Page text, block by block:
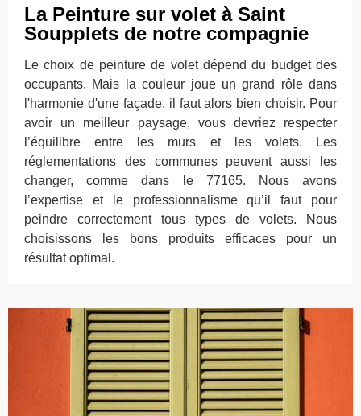
La Peinture sur volet à Saint
Soupplets de notre compagnie
Le choix de peinture de volet dépend du budget des
occupants. Mais la couleur joue un grand rôle dans
l'harmonie d'une façade, il faut alors bien choisir. Pour
avoir un meilleur paysage, vous devriez respecter
l’équilibre entre les murs et les volets. Les
réglementations des communes peuvent aussi les
changer, comme dans le 77165. Nous avons
l’expertise et le professionnalisme qu’il faut pour
peindre correctement tous types de volets. Nous
choisissons les bons produits efficaces pour un
résultat optimal.